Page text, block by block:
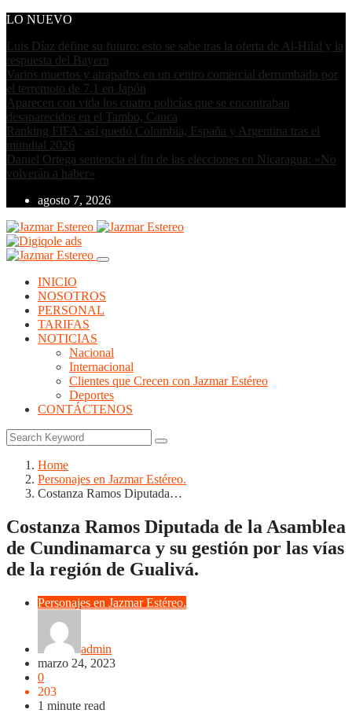
LO NUEVO
Luis Díaz define su futuro: esto se sabe tras la oferta de Al-Hilal y la
respuesta del Bayern
Varios muertos y atrapados en un centro comercial derrumbado por
el terremoto de 7.1 en Japón
Aparecen con vida los cuatro policías que se encontraban
desaparecidos en el Tambo, Cauca
Ranking FIFA: así quedó Colombia, España y Argentina tras el
mundial 2026
Daniel Ortega sentencia el fin de las elecciones en Nicaragua: «No
volverán a haber»
agosto 7, 2026
INICIO
NOSOTROS
PERSONAL
TARIFAS
NOTICIAS
Nacional
Internacional
Clientes que Crecen con Jazmar Estéreo
Deportes
CONTÁCTENOS
Home
Personajes en Jazmar Estéreo.
Costanza Ramos Diputada…
Costanza Ramos Diputada de la Asamblea
de Cundinamarca y su gestión por las vías
de la región de Gualivá.
Personajes en Jazmar Estéreo.
admin
marzo 24, 2023
0
203
1 minute read